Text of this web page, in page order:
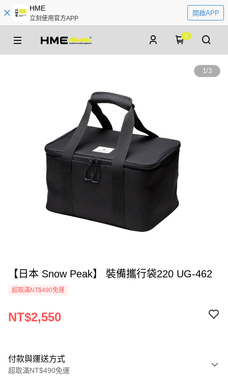
HME
立刻使用官方APP
開啟APP
0
1/3
【日本 Snow Peak】 裝備攜行袋220 UG-462
超取滿NT$490免運
NT$2,550
付款與運送方式
超取滿NT$490免運